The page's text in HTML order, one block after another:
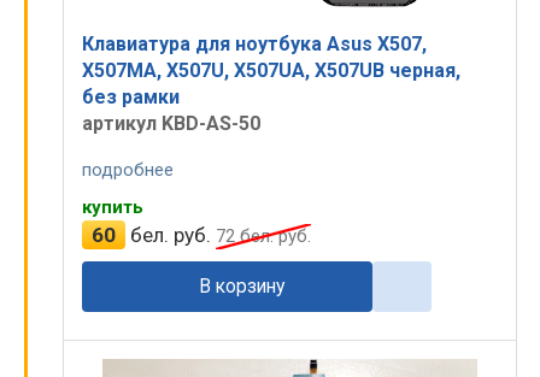
Клавиатура для ноутбука Asus X507,
X507MA, X507U, X507UA, X507UB черная,
без рамки
артикул KBD-AS-50
подробнее
купить
60 бел. руб. 72бел. руб.
В корзину